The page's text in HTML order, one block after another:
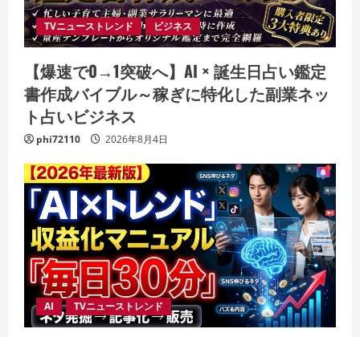
TVニューストレンド ビジネス
【爆速で0→1突破へ】AI × 誕生日占い鑑定
書作成バイブル～稼ぎに特化した副業ネッ
ト占いビジネス
phi72110 2026年8月4日
AI TVニューストレンド